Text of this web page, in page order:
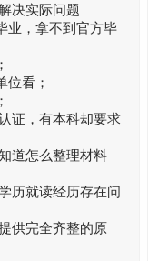
决实际问题
，拿不到官方毕
到；
单位看；
证，有本科却要求
道怎么整理材料
历就读经历存在问
供完全齐整的原